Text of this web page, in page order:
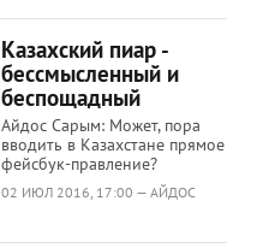
Казахский пиар -
бессмысленный и
беспощадный
Айдос Сарым: Может, пора
вводить в Казахстане прямое
фейсбук-правление?
02 ИЮЛ 2016, 17:00 — АЙДОС